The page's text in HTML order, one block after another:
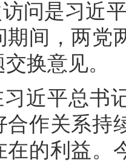
问是习近
期间，两党
换意见。
近平总书
合作关系持
在的利益。